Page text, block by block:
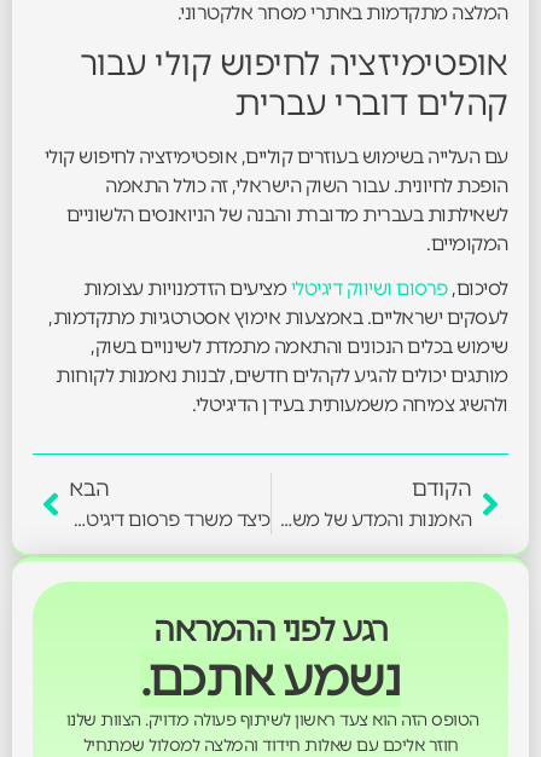
המלצה מתקדמות באתרי מסחר אלקטרוני.
אופטימיזציה לחיפוש קולי עבור
קהלים דוברי עברית
עם העלייה בשימוש בעוזרים קוליים, אופטימיזציה לחיפוש קולי
הופכת לחיונית. עבור השוק הישראלי, זה כולל התאמה
לשאילתות בעברית מדוברת והבנה של הניואנסים הלשוניים
המקומיים.
לסיכום,פרסום ושיווק דיגיטלימציעים הזדמנויות עצומות
לעסקים ישראליים. באמצעות אימוץ אסטרטגיות מתקדמות,
שימוש בכלים הנכונים והתאמה מתמדת לשינויים בשוק,
מותגים יכולים להגיע לקהלים חדשים, לבנות נאמנות לקוחות
ולהשיג צמיחה משמעותית בעידן הדיגיטלי.
הקודם
האמנות והמדע של משרדי פרסום מודרניים בישראל: מבט מעמיק
הבא
כיצד משרד פרסום דיגיטלי משנה את פני הפרסום בישראל
רגע לפני ההמראה
נשמע אתכם.
הטופס הזה הוא צעד ראשון לשיתוף פעולה מדויק. הצוות שלנו
חוזר אליכם עם שאלות חידוד והמלצה למסלול שמתחיל